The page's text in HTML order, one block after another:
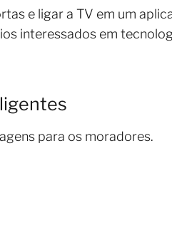
e ligar a TV em um
interessados em
para os moradores.